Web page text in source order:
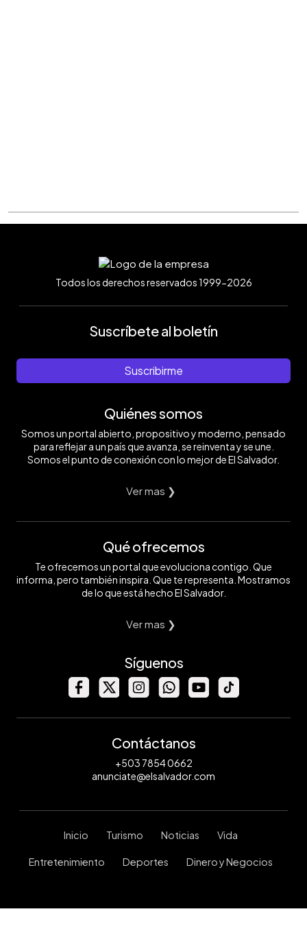
Todos los derechos reservados 1999-2026
Suscríbete al boletín
Suscribirme
Quiénes somos
Somos un portal abierto, propositivo y moderno, pensado
para reflejar a un país que avanza, se reinventa y se une.
Somos el punto de conexión con lo mejor de El Salvador.
Ver mas ❯
Qué ofrecemos
Te ofrecemos un portal que evoluciona contigo. Que
informa, pero también inspira. Que te representa. Mostramos
de lo que está hecho El Salvador.
Ver mas ❯
Síguenos
Contáctanos
+503 7854 0662
anunciate@elsalvador.com
Inicio Turismo Noticias Vida
Entretenimiento Deportes Dinero y Negocios